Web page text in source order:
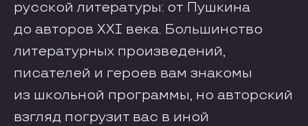
русской литературы: от Пушкина
до авторов XXI века. Большинство
литературных произведений,
писателей и героев вам знакомы
из школьной программы, но авторский
взгляд погрузит вас в иной